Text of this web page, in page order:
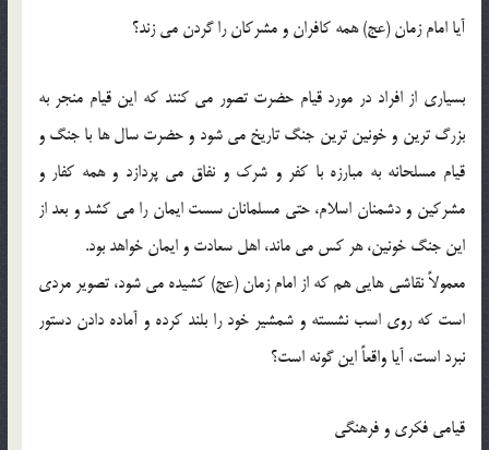
آيا امام زمان (عج) همه کافران و مشرکان را گردن مي زند؟
بسياري از افراد در مورد قيام حضرت تصور مي کنند که اين قيام منجر به
بزرگ ترين و خونين ترين جنگ تاريخ مي شود و حضرت سال ها با جنگ و
قيام مسلحانه به مبارزه با کفر و شرک و نفاق مي پردازد و همه کفار و
مشرکين و دشمنان اسلام، حتي مسلمانان سست ايمان را مي کشد و بعد از
اين جنگ خونين، هر کس مي ماند، اهل سعادت و ايمان خواهد بود.
معمولاً نقاشي هايي هم که از امام زمان (عج) کشيده مي شود، تصوير مردي
است که روي اسب نشسته و شمشير خود را بلند کرده و آماده دادن دستور
نبرد است، آيا واقعاً اين گونه است؟
قيامي فکري و فرهنگي